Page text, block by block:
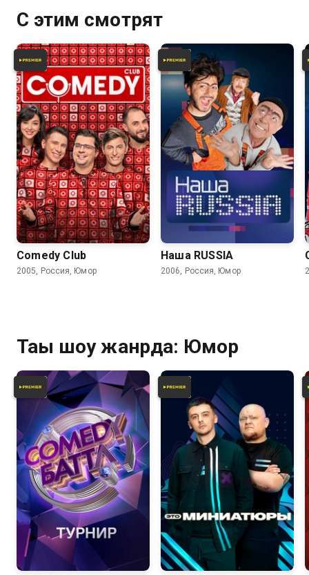
С этим смотрят
Comedy Club
2005, Россия, Юмор
6.2 6.2
Наша RUSSIA
2006, Россия, Юмор
Тағы шоу жанрда: Юмор
6.6